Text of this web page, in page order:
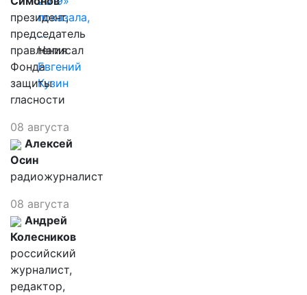
показала,
…
Написал
Евгений
Кузин
президент,
председатель
правления
Фонда
защиты
гласности
08 августа
Алексей
Осин
радиожурналист
08 августа
Андрей
Колесников
российский
журналист,
редактор,